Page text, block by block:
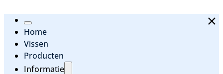
Home
Vissen
Producten
Informatie